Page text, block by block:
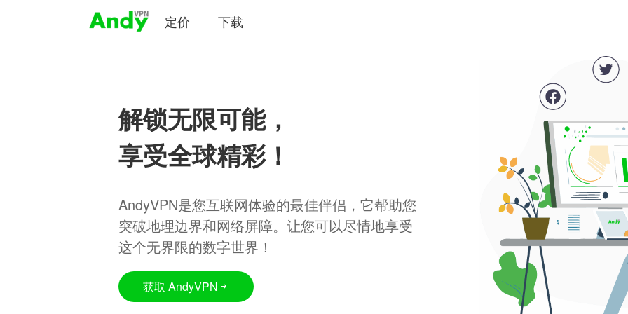
定价 下载
解锁无限可能，
享受全球精彩！
AndyVPN是您互联网体验的最佳伴侣，它帮助您
突破地理边界和网络屏障。让您可以尽情地享受
这个无界限的数字世界！
获取 AndyVPN